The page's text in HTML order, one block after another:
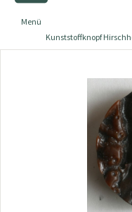
Menü
Kunststoffknopf